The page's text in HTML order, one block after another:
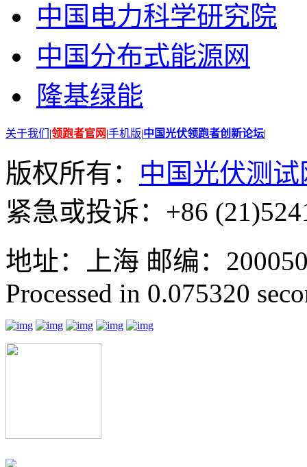
中国电力科学研究院
中国分布式能源网
隆基绿能
关于我们 |领跑者官网|手机版|中国光伏领跑者创新论坛|
版权所有： 中国光伏测试
紧急或投诉：+86
地址：上海 邮编：
Processed in 0.075320